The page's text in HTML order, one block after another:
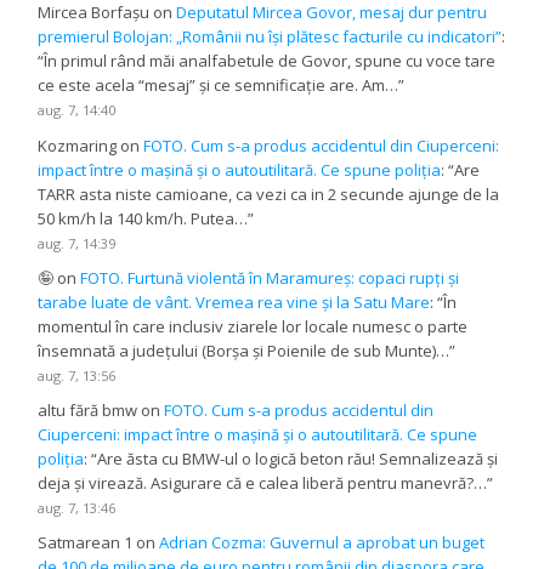
Mircea Borfașu onDeputatul Mircea Govor, mesaj dur pentru
premierul Bolojan: „Românii nu își plătesc facturile cu indicatori”:
“În primul rând măi analfabetule de Govor, spune cu voce tare
ce este acela “mesaj” și ce semnificație are. Am…”
aug. 7, 14:40
Kozmaring onFOTO. Cum s-a produs accidentul din Ciuperceni:
impact între o mașină și o autoutilitară. Ce spune poliția: “Are
TARR asta niste camioane, ca vezi ca in 2 secunde ajunge de la
50 km/h la 140 km/h. Putea…”
aug. 7, 14:39
🤪 onFOTO. Furtună violentă în Maramureș: copaci rupți și
tarabe luate de vânt. Vremea rea vine și la Satu Mare: “În
momentul în care inclusiv ziarele lor locale numesc o parte
însemnată a județului (Borșa și Poienile de sub Munte)…”
aug. 7, 13:56
altu fără bmw onFOTO. Cum s-a produs accidentul din
Ciuperceni: impact între o mașină și o autoutilitară. Ce spune
poliția: “Are ăsta cu BMW-ul o logică beton rău! Semnalizează și
deja și virează. Asigurare că e calea liberă pentru manevră?…”
aug. 7, 13:46
Satmarean 1 onAdrian Cozma: Guvernul a aprobat un buget